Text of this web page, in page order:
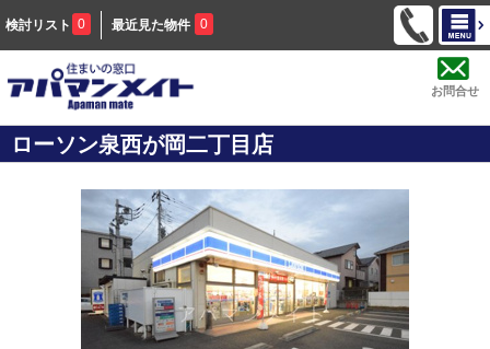
検討リスト 0 最近見た物件 0
お問合せ
ローソン泉西が岡二丁目店